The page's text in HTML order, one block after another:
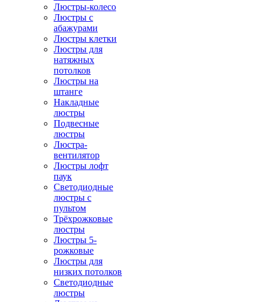
Люстры-колесо
Люстры с
абажурами
Люстры клетки
Люстры для
натяжных
потолков
Люстры на
штанге
Накладные
люстры
Подвесные
люстры
Люстра-
вентилятор
Люстры лофт
паук
Светодиодные
люстры с
пультом
Трёхрожковые
люстры
Люстры 5-
рожковые
Люстры для
низких потолков
Cветодиодные
люстры